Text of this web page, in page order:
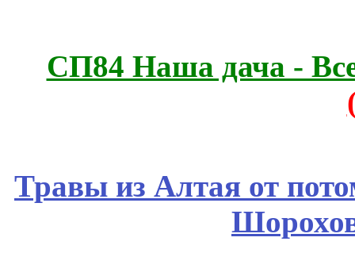
СП84 Наша дача -
Травы из Алтая от